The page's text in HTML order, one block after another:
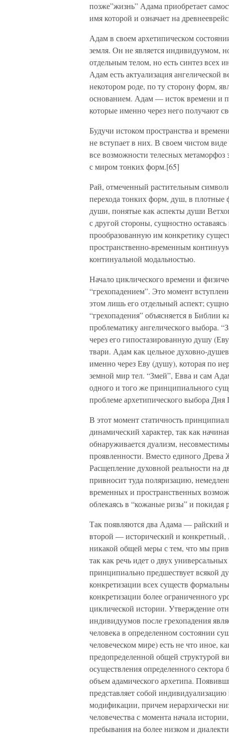
позже”жизнь” Адама приобретает
имя которой и означает на
Адам в своем архетипическом
земля. Он не является индивидуумом,
отдельным телом, но есть синтез всех
Адам есть актуализация
некотором роде, по ту сторону форм,
основанием. Адам — исток времени и
которые именно через него получают
Будучи истоком пространства и
не вступает в них. В своем чистом
все возможности телесных
с миром тонких форм.[65]
Рай, отмеченный растительным
перехода тонких форм, душ, в плотные
души, понятые как аспекты души
с другой стороны, сущностно
прообразованную им конкретику
пространственно-временным
континуальной модальностью.
Начало циклического времени и
“грехопадением”. Это момент
этом лишь его отдельный аспект;
“грехопадения” объясняется в Библии
проблематику ангелического выбора.
через его гипостазированную душу
твари. Адам как цельное духовно-
именно через Еву (душу), которая по
земной мир тел. “Змей”, Евва и сам
одного и того же принципиального
проблеме архетипического выбора Дня
В этот момент статичность
динамический характер, так как
обнаруживается дуализм,
проявленности. Вместо единого Древа
Расщепление духовной реальности на
привносит туда поляризацию,
временных и пространственных
облекаясь в “кожаные ризы” и покидая
Так появляются два Адама —
второй — исторический и
никакой общей меры с тем, что мы
так как речь идет о двух
принципиально предшествует всякой
конкретизации всех существ
конкретизации более ограниченного
циклической истории. Утверждение
индивидуумов после грехопадения
человека в определенном состоянии
человеческом мире) есть не что иное,
предопределенной общей структурой
осуществления определенного
объем адамического архетипа.
представляет собой
модификации, причем иерархически
человечества с момента начала
пребывания на более низком и